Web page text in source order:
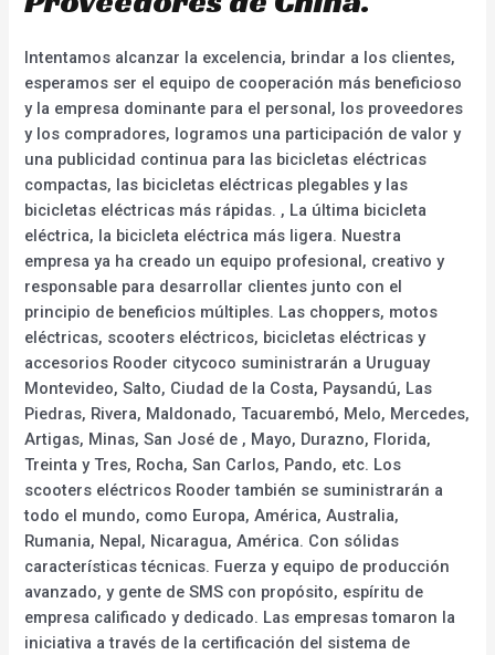
Intentamos alcanzar la excelencia, brindar a los clientes,
esperamos ser el equipo de cooperación más beneficioso
y la empresa dominante para el personal, los proveedores
y los compradores, logramos una participación de valor y
una publicidad continua para las bicicletas eléctricas
compactas, las bicicletas eléctricas plegables y las
bicicletas eléctricas más rápidas. , La última bicicleta
eléctrica, la bicicleta eléctrica más ligera. Nuestra
empresa ya ha creado un equipo profesional, creativo y
responsable para desarrollar clientes junto con el
principio de beneficios múltiples. Las choppers, motos
eléctricas, scooters eléctricos, bicicletas eléctricas y
accesorios Rooder citycoco suministrarán a Uruguay
Montevideo, Salto, Ciudad de la Costa, Paysandú, Las
Piedras, Rivera, Maldonado, Tacuarembó, Melo, Mercedes,
Artigas, Minas, San José de , Mayo, Durazno, Florida,
Treinta y Tres, Rocha, San Carlos, Pando, etc. Los
scooters eléctricos Rooder también se suministrarán a
todo el mundo, como Europa, América, Australia,
Rumania, Nepal, Nicaragua, América. Con sólidas
características técnicas. Fuerza y equipo de producción
avanzado, y gente de SMS con propósito, espíritu de
empresa calificado y dedicado. Las empresas tomaron la
iniciativa a través de la certificación del sistema de